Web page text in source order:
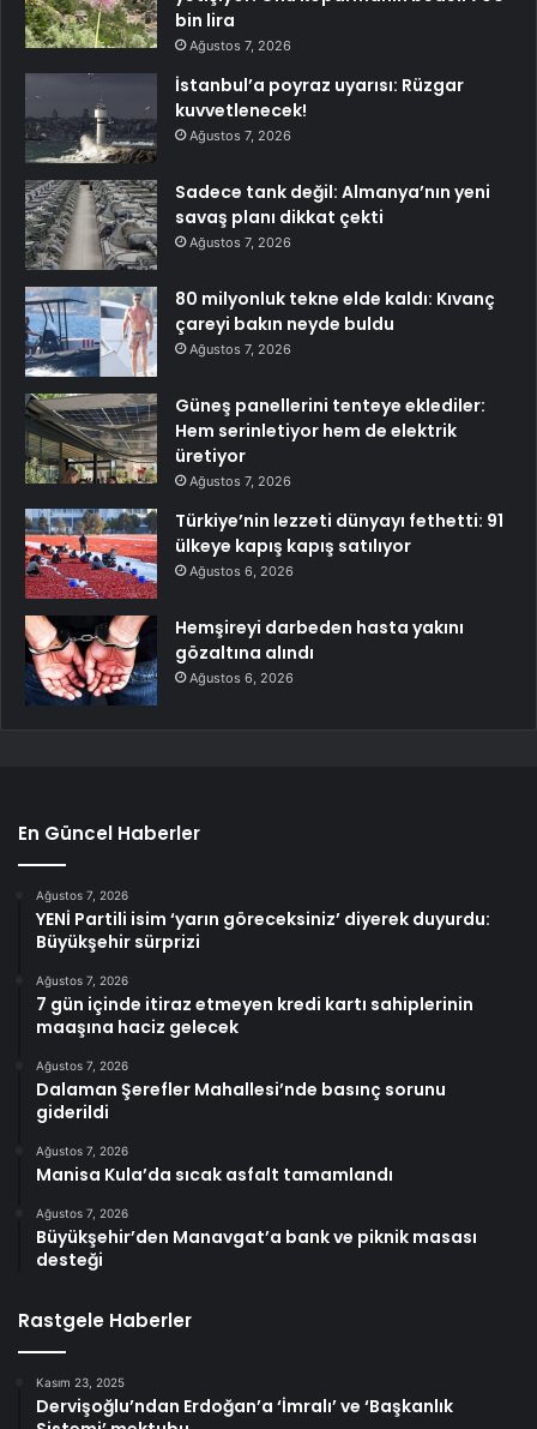
bin lira
Ağustos 7, 2026
İstanbul’a poyraz uyarısı: Rüzgar
kuvvetlenecek!
Ağustos 7, 2026
Sadece tank değil: Almanya’nın yeni
savaş planı dikkat çekti
Ağustos 7, 2026
80 milyonluk tekne elde kaldı: Kıvanç
çareyi bakın neyde buldu
Ağustos 7, 2026
Güneş panellerini tenteye eklediler:
Hem serinletiyor hem de elektrik
üretiyor
Ağustos 7, 2026
Türkiye’nin lezzeti dünyayı fethetti: 91
ülkeye kapış kapış satılıyor
Ağustos 6, 2026
Hemşireyi darbeden hasta yakını
gözaltına alındı
Ağustos 6, 2026
En Güncel Haberler
Ağustos 7, 2026
YENİ Partili isim ‘yarın göreceksiniz’ diyerek duyurdu:
Büyükşehir sürprizi
Ağustos 7, 2026
7 gün içinde itiraz etmeyen kredi kartı sahiplerinin
maaşına haciz gelecek
Ağustos 7, 2026
Dalaman Şerefler Mahallesi’nde basınç sorunu
giderildi
Ağustos 7, 2026
Manisa Kula’da sıcak asfalt tamamlandı
Ağustos 7, 2026
Büyükşehir’den Manavgat’a bank ve piknik masası
desteği
Rastgele Haberler
Kasım 23, 2025
Dervişoğlu’ndan Erdoğan’a ‘İmralı’ ve ‘Başkanlık